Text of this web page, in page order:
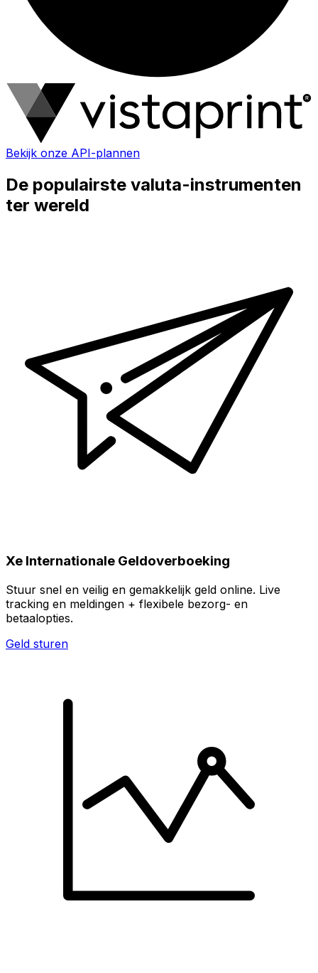
Bekijk onze API-plannen
De populairste valuta-instrumenten
ter wereld
Xe Internationale Geldoverboeking
Stuur snel en veilig en gemakkelijk geld online. Live
tracking en meldingen + flexibele bezorg- en
betaalopties.
Geld sturen